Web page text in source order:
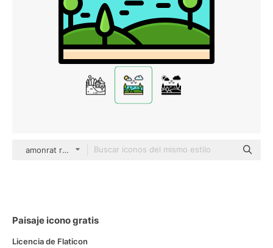
amonrat rungreangfangsai Outline Color
Paisaje icono gratis
Licencia de Flaticon